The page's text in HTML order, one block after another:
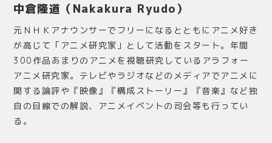
中倉隆道（Nakakura Ryudo）
元ＮＨＫアナウンサーでフリーになるとともにアニメ好き
が高じて「アニメ研究家」として活動をスタート。年間
300作品あまりのアニメを視聴研究しているアラフォー
アニメ研究家。テレビやラジオなどのメディアでアニメに
関する論評や『映像』『構成ストーリー』『音楽』など独
自の目線での解説、アニメイベントの司会等も行ってい
る。